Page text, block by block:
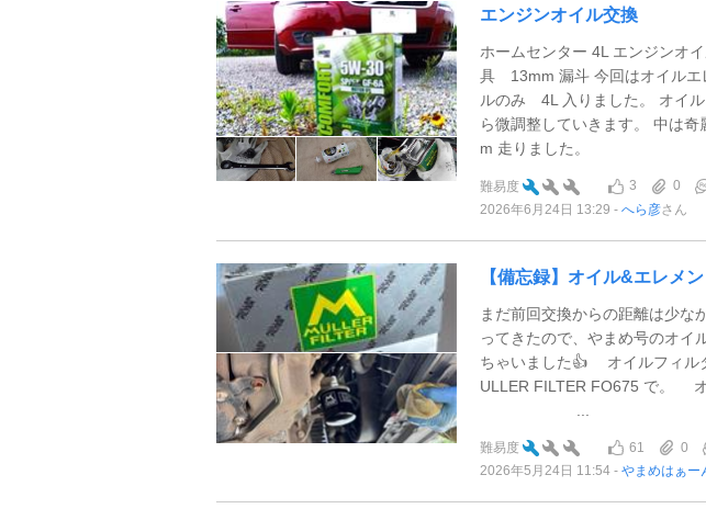
エンジンオイル交換
ホームセンター 4L エンジンオ
具 13mm 漏斗 今回はオイルエ
ルのみ 4L 入りました。 オイ
ら微調整していきます。 中は
m 走りました。
難易度 3 0
2026年6月24日 13:29
へら彦さん
【備忘録】オイル&エレメ
まだ前回交換からの距離は少な
ってきたので、やまめ号のオイ
ちゃいました👍 オイルフ
ULLER FILTER FO675 で
難易度 61 0
2026年5月24日 11:54
やまめはぁー